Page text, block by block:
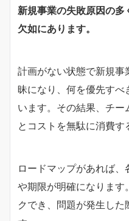
新規事業の失敗原因の
欠如にあります。
計画がない状態で新規
昧になり、何を優先すべ
います。その結果、チ
とコストを無駄に消費す
ロードマップがあれば
や期限が明確になります
クでき、問題が発生し